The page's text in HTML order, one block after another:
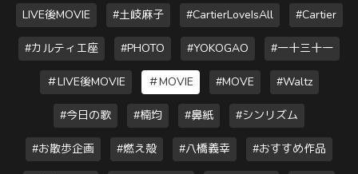
LIVE後MOVIE #土岐麻子 #CartierLoveIsAll #Cartier
#カルティエ座 #PHOTO #YOKOGAO #一十三十一
＃LIVE後MOVIE ＃MOVIE #MOVE #Waltz
#今日の歌 #楠均 #鼻紙 #シンリズム
#お散歩企画 #燃え殻 #八橋義幸 #おすすめ作品